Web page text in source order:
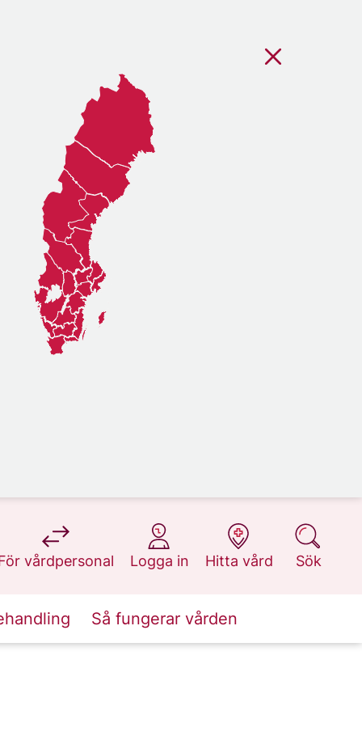
vårdpersonal
på 1177.se
Logga in
på 1177.se
Hitta vård
på 1177.se
Sök
på 1177.se
Så fungerar vården